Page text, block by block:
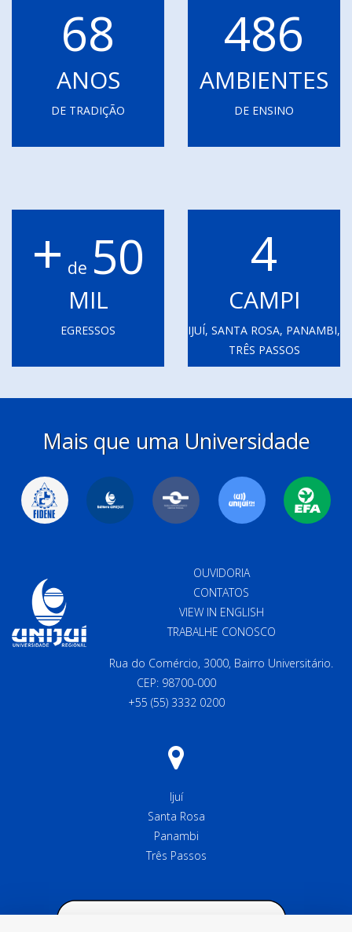
68
ANOS
DE TRADIÇÃO
486
AMBIENTES
DE ENSINO
+ de 50
MIL
EGRESSOS
4
CAMPI
IJUÍ, SANTA ROSA, PANAMBI,
TRÊS PASSOS
Mais que uma Universidade
OUVIDORIA
CONTATOS
VIEW IN ENGLISH
TRABALHE CONOSCO
Rua do Comércio, 3000, Bairro Universitário.
CEP: 98700-000
+55 (55) 3332 0200
Ijuí
Santa Rosa
Panambi
Três Passos